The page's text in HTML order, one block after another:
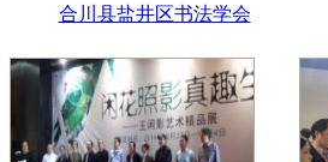
合川县盐井区书法学会